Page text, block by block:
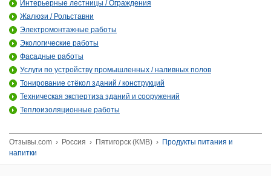
Интерьерные лестницы / Ограждения
Жалюзи / Рольставни
Электромонтажные работы
Экологические работы
Фасадные работы
Услуги по устройству промышленных / наливных полов
Тонирование стёкол зданий / конструкций
Техническая экспертиза зданий и сооружений
Теплоизоляционные работы
Отзывы.com › Россия › Пятигорск (КМВ) › Продукты питания и
напитки